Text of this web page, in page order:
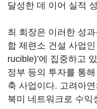
달성한 데 이어 실적
최 회장은 이러한 성
합 제련소 건설 사업
rucible)’에 집중하고
정부 등의 투자를 통
축 사업이다. 고려아
북미 네트워크로 수익